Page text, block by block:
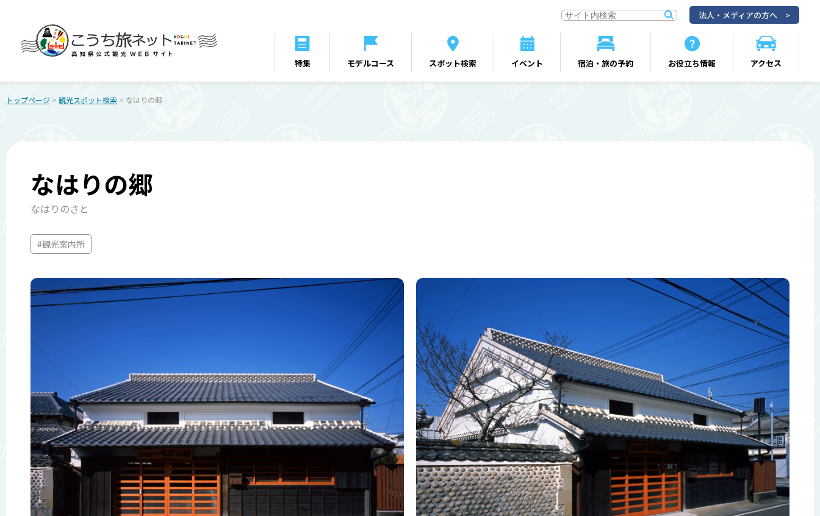
特集 モデルコース スポット検索 イベント 宿泊・旅の予約 お役立ち情報 アクセス
法人・メディアの方へ
トップページ > 観光スポット検索 > なはりの郷
なはりの郷
なはりのさと
#観光案内所